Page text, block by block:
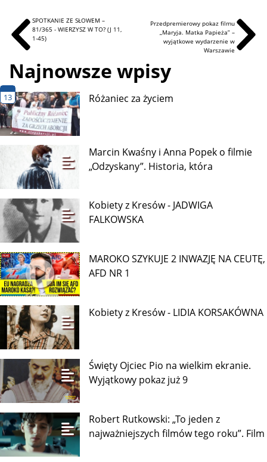
SPOTKANIE ZE SŁOWEM –
81/365 - WIERZYSZ W TO? (J 11,
1-45)
Przedpremierowy pokaz filmu
„Maryja. Matka Papieża” –
wyjątkowe wydarzenie w
Warszawie
Najnowsze wpisy
13 Różaniec za życiem
Marcin Kwaśny i Anna Popek o filmie
„Odzyskany”. Historia, która
Kobiety z Kresów - JADWIGA
FALKOWSKA
MAROKO SZYKUJE 2 INWAZJĘ NA CEUTĘ,
AFD NR 1
Kobiety z Kresów - LIDIA KORSAKÓWNA
Święty Ojciec Pio na wielkim ekranie.
Wyjątkowy pokaz już 9
Robert Rutkowski: „To jeden z
najważniejszych filmów tego roku”. Film